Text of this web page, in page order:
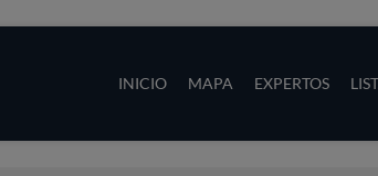
INICIO MAPA EXPERTOS